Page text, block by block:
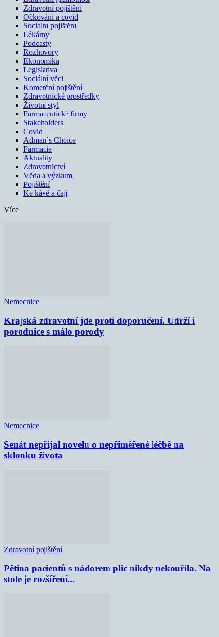
Zdravotní pojištění
Očkování a covid
Sociální pojištění
Lékárny
Podcasty
Rozhovory
Ekonomika
Legislativa
Sociální věci
Komerční pojištění
Zdravotnické prostředky
Životní styl
Farmaceutické firmy
Stakeholders
Covid
Adman´s Choice
Farmacie
Aktuality
Zdravotnictví
Věda a výzkum
Pojištění
Ke kávě a čaji
Více
Nemocnice
Krajská zdravotní jde proti doporučení. Udrží i
porodnice s málo porody
Nemocnice
Senát nepřijal novelu o nepřiměřené léčbě na
sklonku života
Zdravotní pojištění
Pětina pacientů s nádorem plic nikdy nekouřila. Na
stole je rozšíření...